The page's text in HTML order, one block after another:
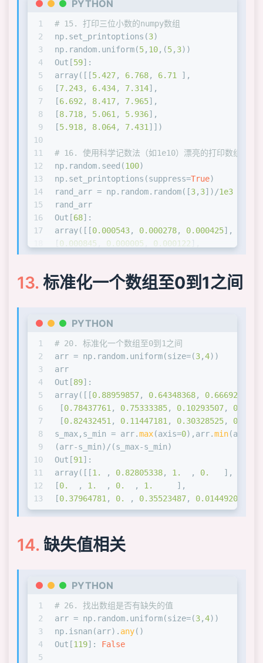
PYTHON
1
2
3
4
5
6
7
8
9
10
11
12
13
14
15
16
17
19
21
24
# 15. 打印三位小数的numpy数组
np.set_printoptions(3)
np.random.uniform(5, 10,(5, 3))
Out[59]:
array([[5.427, 6.768, 6.71 ],
[7.243, 6.434, 7.314],
[6.692, 8.417, 7.965],
[8.718, 5.061, 5.936],
[5.918, 8.064, 7.431]])
# 16. 使用科学记数法（如1e10）漂亮的打印数组
np.random.seed(100)
np.set_printoptions(suppress=True)
rand_arr = np.random.random([3, 3])/1e3
rand_arr
Out[68]:
array([[0.000543, 0.000278, 0.000425],
[0.000845 0.000005 0.000122 ],
[0.000671, 0.000826, 0.000137]])
# 17. 限制数组输出中打印元素的数量
arr
标准化一个数组至0到1之间
PYTHON
1
2
3
4
5
6
7
8
9
10
11
12
13
# 20. 标准化一个数组至0到1之间
arr = np.random.uniform(size=(3,4))
arr
Out[89]:
array([[0.88959857, 0.64348368, 0.66692863
[0.78437761, 0.75333385, 0.10293507,
[0.82432451, 0.11447181, 0.30328525,
s_max,s_min = arr.max(axis=0),arr.min(axis=
(arr-s_min)/(s_max-s_min)
Out[91]:
array([[1. , 0.82805338, 1.
  ,
0.
   ],
[0.
  ,
1.
  ,
0.
  ,
1.
     ],
[0.37964781, 0. , 0.35523487, 0.01449204
缺失值相关
PYTHON
1
2
3
4
5
# 26. 找出数组是否有缺失的值
arr = np.random.uniform(size=(3,4))
np.isnan(arr). any()
Out[119]: False